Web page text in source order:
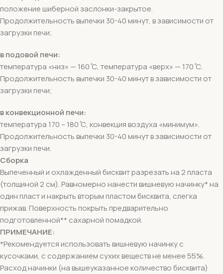
положение шиберной заслонки-закрытое.
Продолжительность выпечки 30-40 минут, в зависимости от
загрузки печи;
в подовой печи:
температура «низ» — 160 ̊С, температура «верх» — 170 ̊С.
Продолжительность выпечки 30-40 минут в зависимости от
загрузки печи;
в конвекционной печи:
температура 170 – 180 ̊С, конвекция воздуха «минимум».
Продолжительность выпечки 30-40 минут в зависимости от
загрузки печи.
Сборка
Выпеченный и охлажденный бисквит разрезать на 2 пласта
(толщиной 2 см). Равномерно нанести вишневую начинку* на
один пласт и накрыть вторым пластом бисквита, слегка
прижав. Поверхность покрыть предварительно
подготовленной** сахарной помадкой.
ПРИМЕЧАНИЕ:
*Рекомендуется использовать вишневую начинку с
кусочками, с содержанием сухих веществ не менее 55%.
Расход начинки (на вышеуказанное количество бисквита)